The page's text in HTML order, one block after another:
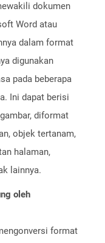
dokumen
Word atau
dalam format
digunakan
pada beberapa
Ini dapat berisi
diformat
objek tertanam,
halaman,
lainnya.
oleh
format